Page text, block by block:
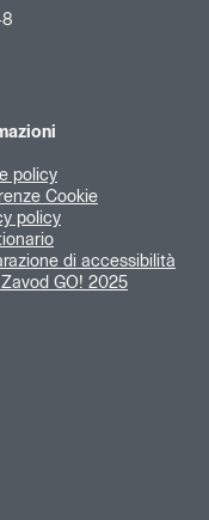
policy
Cookie
policy
di accessibilità
GO! 2025